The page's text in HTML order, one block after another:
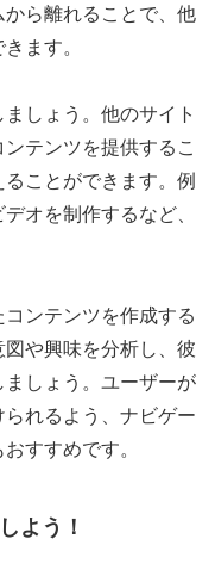
から離れることで、他
ます。
しょう。他のサイト
テンツを提供するこ
ことができます。例
オを制作するなど、
ンテンツを作成する
や興味を分析し、彼
しょう。ユーザーが
れるよう、ナビゲー
すすめです。
よう！